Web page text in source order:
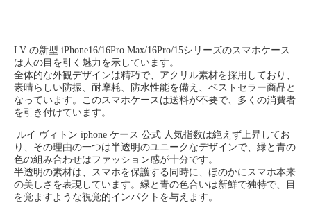
LV の新型 iPhone16/16Pro Max/16Pro/15シリーズのスマホケース
は人の目を引く魅力を示しています。
全体的な外観デザインは精巧で、アクリル素材を採用しており、
素晴らしい防振、耐摩耗、防水性能を備え、ベストセラー商品と
なっています。このスマホケースは送料が不要で、多くの消費者
を引き付けています。
ルイ ヴィトン iphone ケース 公式 人気指数は絶えず上昇してお
り、その理由の一つは半透明のユニークなデザインで、緑と青の
色の組み合わせはファッション感が十分です。
半透明の素材は、スマホを保護する同時に、ほのかにスマホ本来
の美しさを表現しています。緑と青の色合いは新鮮で独特で、目
を覚ますような視覚的インパクトを与えます。